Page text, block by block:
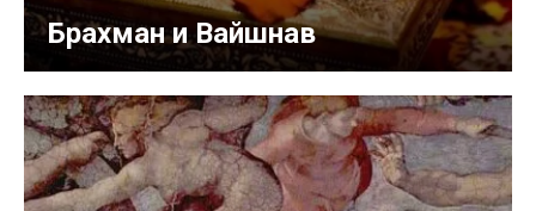
Брахман и Вайшнав